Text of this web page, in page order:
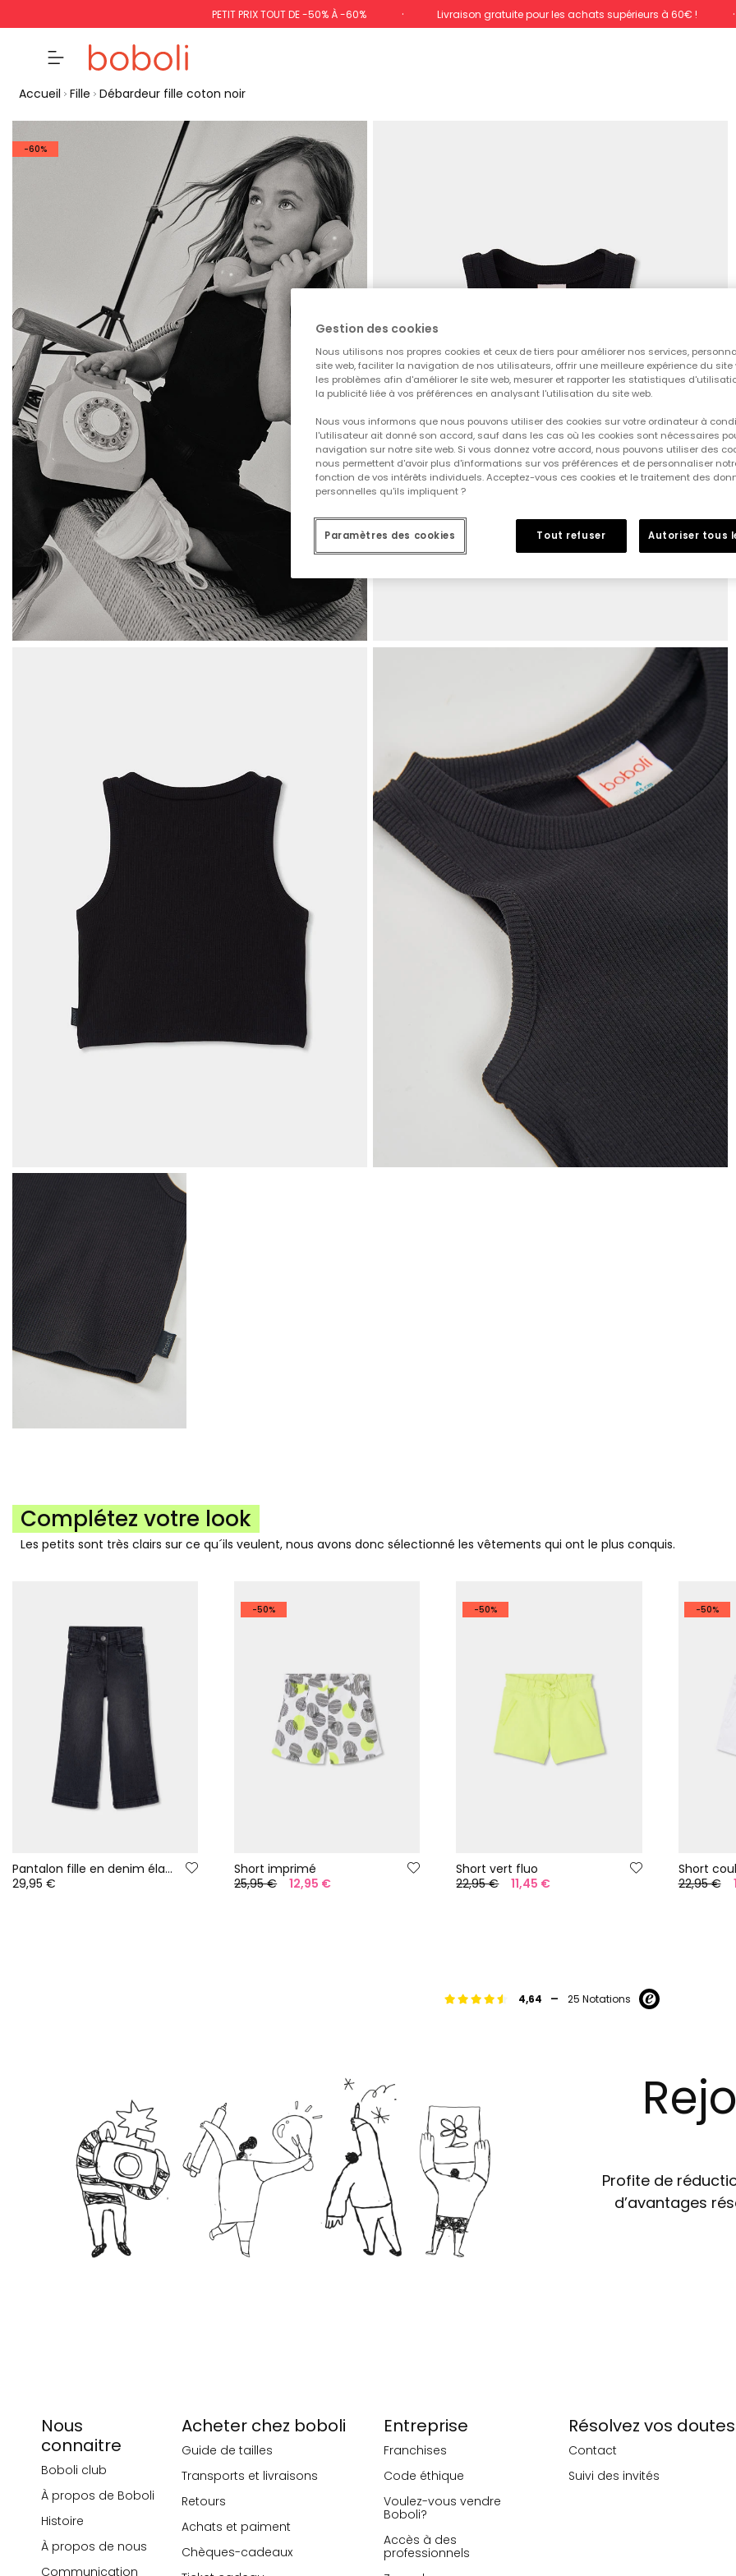
PETIT PRIX TOUT DE -50% À -60% Livraison gratuite pour les achats supérieurs à 60€ !
Accueil Fille Débardeur fille coton noir
-60%
Complétez votre look
Les petits sont très clairs sur ce qu´ils veulent, nous avons donc sélectionné les vêtements qui ont le plus conquis.
Pantalon fille en denim élastique noir
29,95 €
-50%
Short imprimé
25,95 €
12,95 €
-50%
Short vert fluo
22,95 €
11,45 €
-50%
Short
22,95 €
4,64 - 25 Notations
Profite de
d’avantages
Nous
connaitre
Boboli club
À propos de Boboli
Histoire
À propos de nous
Communication
Acheter chez boboli
Guide de tailles
Transports et livraisons
Retours
Achats et paiment
Chèques-cadeaux
Entreprise
Franchises
Code éthique
Voulez-vous vendre
Boboli?
Accès à des
professionnels
Résolvez vos doutes
Contact
Suivi des invités
Gestion des cookies
Nous utilisons nos propres cookies et ceux de tiers pour améliorer nos services,
site web, faciliter la navigation de nos utilisateurs, offrir une meilleure expérience du site
les problèmes afin d'améliorer le site web, mesurer et rapporter les statistiques
la publicité liée à vos préférences en analysant l'utilisation du site web.
Nous vous informons que nous pouvons utiliser des cookies sur votre ordinateur à
l'utilisateur ait donné son accord, sauf dans les cas où les cookies sont nécessaires
navigation sur notre site web. Si vous donnez votre accord, nous pouvons utiliser des
nous permettent d'avoir plus d'informations sur vos préférences et de personnaliser
fonction de vos intérêts individuels. Acceptez-vous ces cookies et le traitement des
personnelles qu'ils impliquent ?
Tout refuser Autoriser tous
Paramètres des cookies